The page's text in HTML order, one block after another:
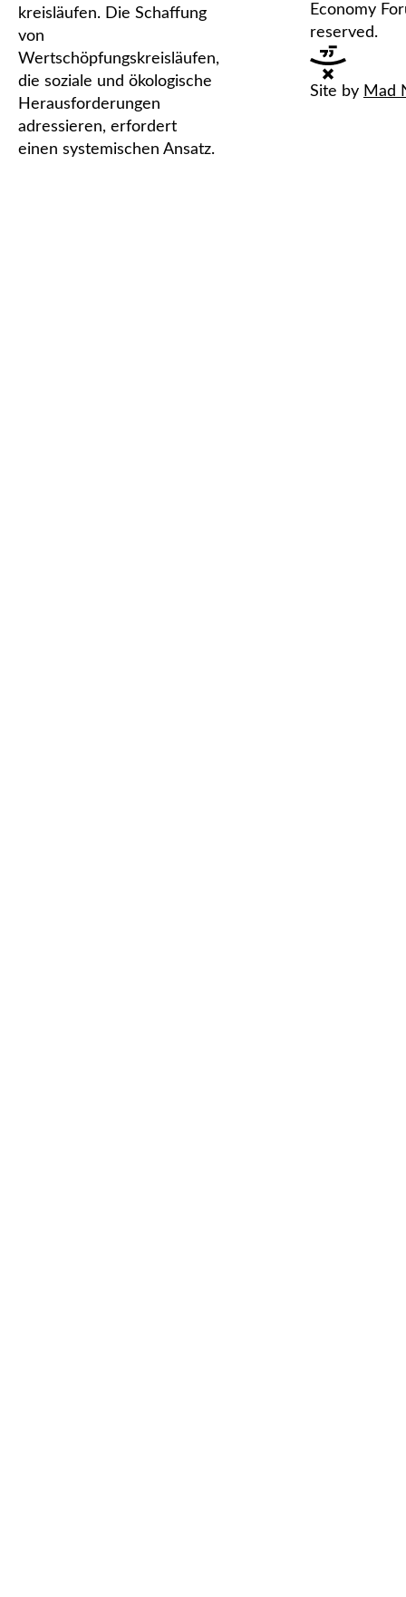
kreisläufen. Die Schaffung
von
Wertschöpfungskreisläufen,
die soziale und ökologische
Herausforderungen
adressieren, erfordert
einen systemischen Ansatz.
Economy
reserved.
Site by Mad